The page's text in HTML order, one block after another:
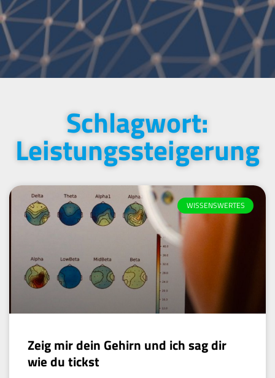
Schlagwort:
Leistungssteigerung
WISSENSWERTES
Zeig mir dein Gehirn und ich sag dir
wie du tickst